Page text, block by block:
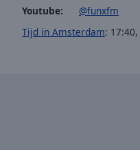
Opacity
Youtube:
@funxfm
Tijd in Amsterdam: 17:40,